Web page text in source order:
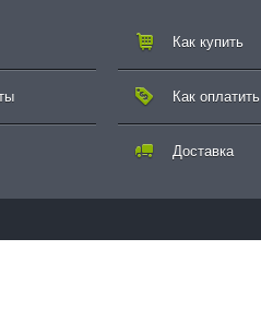
Как купить
Как оплатить
Доставка